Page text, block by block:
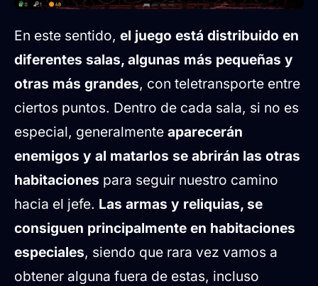
En este sentido, el juego está distribuido en
diferentes salas, algunas más pequeñas y
otras más grandes, con teletransporte entre
ciertos puntos. Dentro de cada sala, si no es
especial, generalmente aparecerán
enemigos y al matarlos se abrirán las otras
habitaciones para seguir nuestro camino
hacia el jefe. Las armas y reliquias, se
consiguen principalmente en habitaciones
especiales, siendo que rara vez vamos a
obtener alguna fuera de estas, incluso